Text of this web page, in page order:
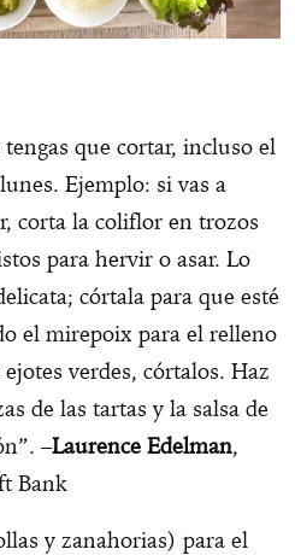
que cortar, incluso el
Ejemplo: si vas a
corta la coliflor en trozos
para hervir o asar. Lo
córtala para que esté
el mirepoix para el relleno
verdes, córtalos. Haz
de las tartas y la salsa de
–Laurence Edelman,
Bank
y zanahorias) para el